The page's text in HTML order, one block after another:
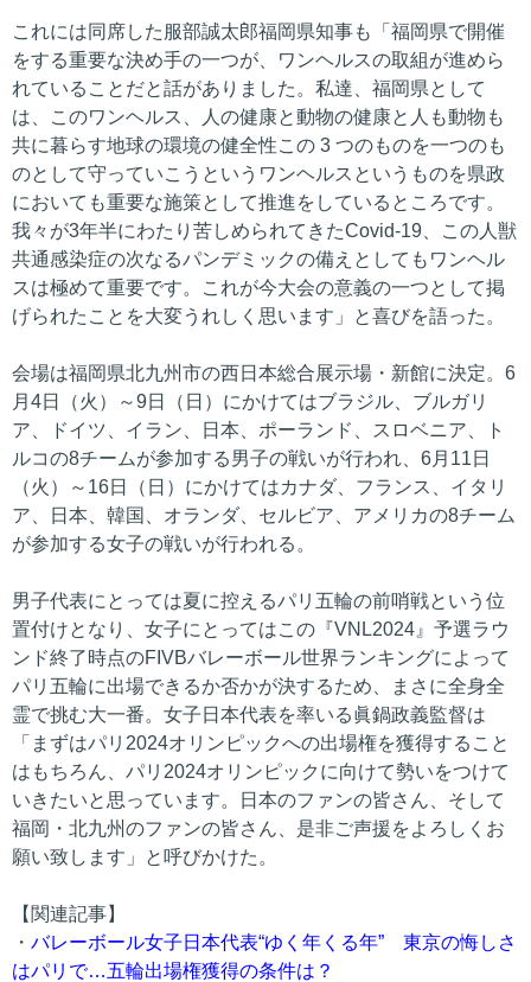
これには同席した服部誠太郎福岡県知事も「福岡県で開催
をする重要な決め手の一つが、ワンヘルスの取組が進めら
れていることだと話がありました。私達、福岡県として
は、このワンヘルス、人の健康と動物の健康と人も動物も
共に暮らす地球の環境の健全性この 3 つのものを一つのも
のとして守っていこうというワンヘルスというものを県政
においても重要な施策として推進をしているところです。
我々が3年半にわたり苦しめられてきたCovid-19、この人獣
共通感染症の次なるパンデミックの備えとしてもワンヘル
スは極めて重要です。これが今大会の意義の一つとして掲
げられたことを大変うれしく思います」と喜びを語った。
会場は福岡県北九州市の西日本総合展示場・新館に決定。6
月4日（火）～9日（日）にかけてはブラジル、ブルガリ
ア、ドイツ、イラン、日本、ポーランド、スロベニア、ト
ルコの8チームが参加する男子の戦いが行われ、6月11日
（火）～16日（日）にかけてはカナダ、フランス、イタリ
ア、日本、韓国、オランダ、セルビア、アメリカの8チーム
が参加する女子の戦いが行われる。
男子代表にとっては夏に控えるパリ五輪の前哨戦という位
置付けとなり、女子にとってはこの『VNL2024』予選ラウ
ンド終了時点のFIVBバレーボール世界ランキングによって
パリ五輪に出場できるか否かが決するため、まさに全身全
霊で挑む大一番。女子日本代表を率いる眞鍋政義監督は
「まずはパリ2024オリンピックへの出場権を獲得すること
はもちろん、パリ2024オリンピックに向けて勢いをつけて
いきたいと思っています。日本のファンの皆さん、そして
福岡・北九州のファンの皆さん、是非ご声援をよろしくお
願い致します」と呼びかけた。
【関連記事】
・ バレーボール女子日本代表“ゆく年くる年” 東京の悔しさ
はパリで…五輪出場権獲得の条件は？